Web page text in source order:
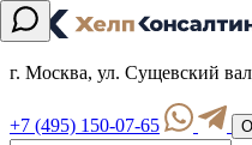
г. Москва, ул. Сущевский
+7 (495) 150-07-65